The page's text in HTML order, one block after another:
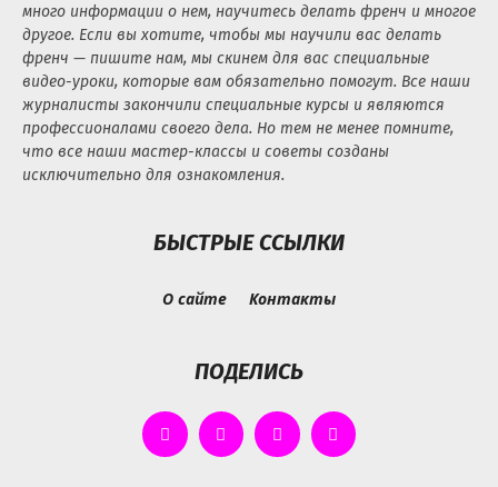
много информации о нем, научитесь делать френч и многое
другое. Если вы хотите, чтобы мы научили вас делать
френч — пишите нам, мы скинем для вас специальные
видео-уроки, которые вам обязательно помогут. Все наши
журналисты закончили специальные курсы и являются
профессионалами своего дела. Но тем не менее помните,
что все наши мастер-классы и советы созданы
исключительно для ознакомления.
БЫСТРЫЕ ССЫЛКИ
О сайте Контакты
ПОДЕЛИСЬ